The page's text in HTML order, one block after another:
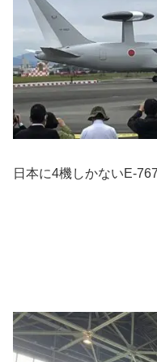
日本に4機しかないE-